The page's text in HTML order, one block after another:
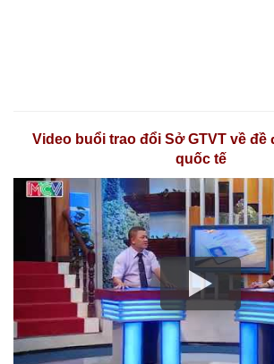
Video buổi trao đổi Sở GTVT về đề
quốc tế